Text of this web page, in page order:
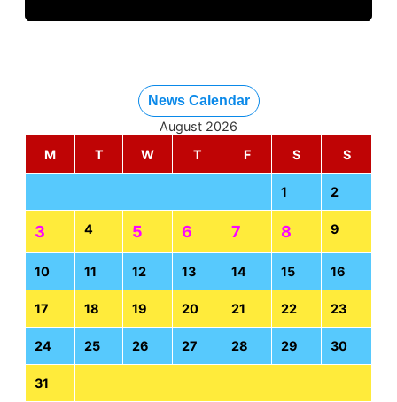
News Calendar
August 2026
M
T W T F S S
1 2
3 4 5 6 7 8 9
10 11 12 13 14 15 16
17 18 19 20 21 22 23
24 25 26 27 28 29 30
31